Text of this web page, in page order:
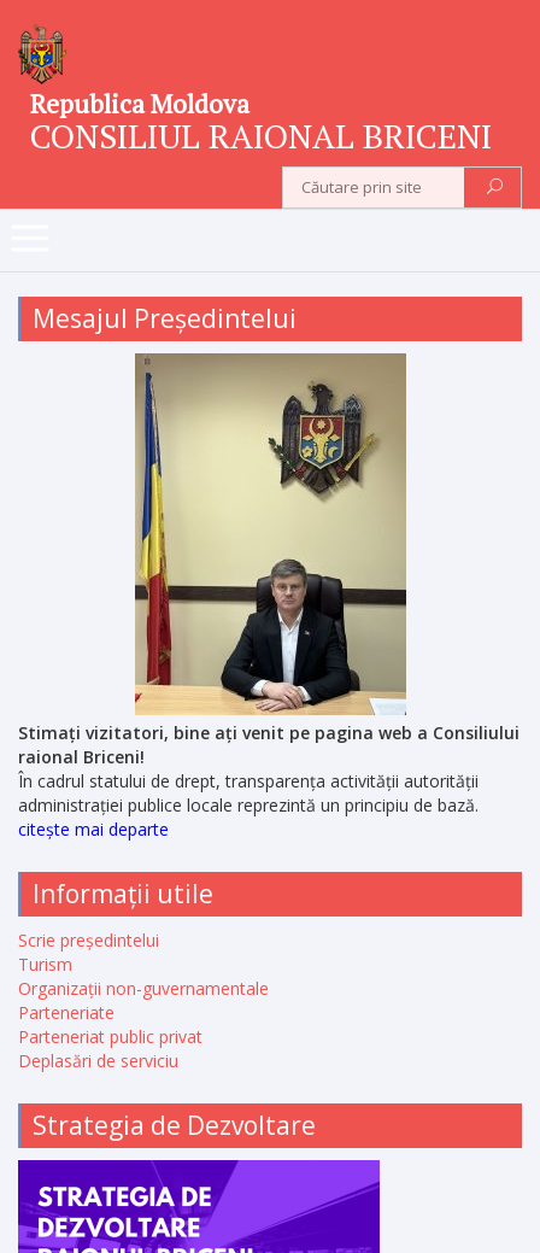
Republica Moldova
CONSILIUL RAIONAL BRICENI
Mesajul Președintelui
Stimați vizitatori, bine ați venit pe pagina web a Consiliului
raional Briceni!
În cadrul statului de drept, transparența activității autorității
administrației publice locale reprezintă un principiu de bază.
citește mai departe
Informații utile
Scrie președintelui
Turism
Organizații non-guvernamentale
Parteneriate
Parteneriat public privat
Deplasări de serviciu
Strategia de Dezvoltare